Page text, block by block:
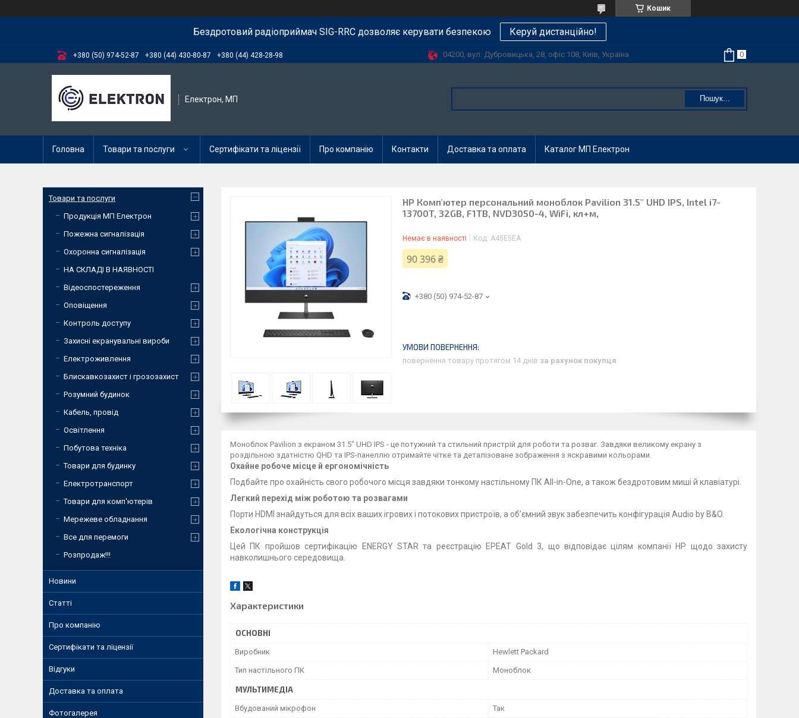
Кошик
Бездротовий радіоприймач SIG-RRC дозволяє керувати безпекою Керуй дистанційно!
+380 (50) 974-52-87 +380 (44) 430-80-87 +380 (44) 428-28-98 04200, вул. Дубровицька, 28, офіс 108, Київ, Україна
Електрон, МП Пошук...
Головна Товари та послуги Сертифікати та ліцензії Про компанію Контакти Доставка та оплата Каталог МП Електрон
HP Комп'ютер персональний моноблок Pavilion 31.5" UHD IPS, Intel i7-
13700T, 32GB, F1TB, NVD3050-4, WiFi, кл+м,
Немає в наявності Код: A45E5EA
90 396 ₴
+380 (50) 974-52-87
повернення товару протягом 14 днів за рахунок покупця
Моноблок Pavilion з екраном 31.5" UHD IPS - це потужний та стильний пристрій для роботи та розваг. Завдяки великому екрану з
роздільною здатністю QHD та IPS-панеллю отримайте чітке та деталізоване зображення з яскравими кольорами.
Охайне робоче місце й ергономічність
Подбайте про охайність свого робочого місця завдяки тонкому настільному ПК All-in-One, а також бездротовим миші й клавіатурі.
Легкий перехід між роботою та розвагами
Порти HDMI знайдуться для всіх ваших ігрових і потокових пристроїв, а об’ємний звук забезпечить конфігурація Audio by B&O.
Екологічна конструкція
Цей ПК пройшов сертифікацію ENERGY STAR та реєстрацію EPEAT Gold 3, що відповідає цілям компанії HP щодо захисту
навколишнього середовища.
Характеристики
ОСНОВНІ
Виробник Hewlett Packard
Тип настільного ПК Моноблок
МУЛЬТИМЕДІА
Вбудований мікрофон Так
Товари та послуги
Продукція МП Електрон
Пожежна сигналізація
Охоронна сигналізація
НА СКЛАДІ В НАЯВНОСТІ
Відеоспостереження
Оповіщення
Контроль доступу
Захисні екранувальні вироби
Електроживлення
Блискавкозахист і грозозахист
Розумний будинок
Кабель, провід
Освітлення
Побутова техніка
Товари для будинку
Електротранспорт
Товари для комп'ютерів
Мережеве обладнання
Все для перемоги
Розпродаж!!!
Новини
Статті
Про компанію
Сертифікати та ліцензії
Відгуки
Доставка та оплата
Фотогалерея